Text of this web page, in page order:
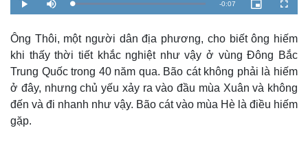
Thế giới
P
l
M
u
L
o
d
1
0
0
.
0
R
m
n
-0:07
P
i
r
-
n
-
P
i
t
u
F
u
s
c
e
n
Ông Thôi, một người dân địa phương, cho biết ông hiếm
khi thấy thời tiết khắc nghiệt như vậy ở vùng Đông Bắc
Trung Quốc trong 40 năm qua. Bão cát không phải là hiếm
ở đây, nhưng chủ yếu xảy ra vào đầu mùa Xuân và không
đến và đi nhanh như vậy. Bão cát vào mùa Hè là điều hiếm
gặp.